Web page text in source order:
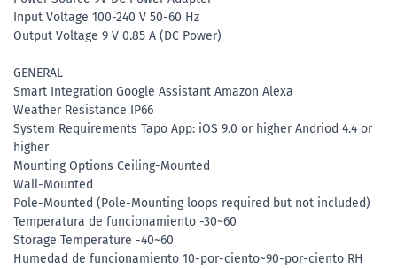
Input Voltage 100-240 V 50-60 Hz
Output Voltage 9 V 0.85 A (DC Power)
GENERAL
Smart Integration Google Assistant Amazon Alexa
Weather Resistance IP66
System Requirements Tapo App: iOS 9.0 or higher Andriod 4.4 or
higher
Mounting Options Ceiling-Mounted
Wall-Mounted
Pole-Mounted (Pole-Mounting loops required but not included)
Temperatura de funcionamiento -30~60
Storage Temperature -40~60
Humedad de funcionamiento 10-por-ciento~90-por-ciento RH